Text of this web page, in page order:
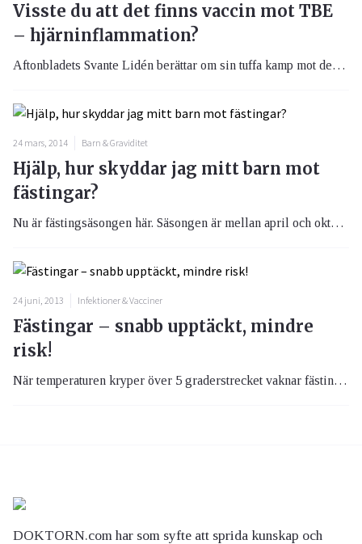
Visste du att det finns vaccin mot TBE
– hjärninflammation?
Aftonbladets Svante Lidén berättar om sin tuffa kamp mot den svåra sjukdomen - TBE, fästingburen hjärninflammation. Sjukdomen kan i värsta fall leda till döden och den drabbar årligen runt 170 individer i Sverige. Det finns dock vaccin mot TBE.
24 mars, 2014 Barn & Graviditet
Hjälp, hur skyddar jag mitt barn mot
fästingar?
Nu är fästingsäsongen här. Säsongen är mellan april och oktober för denna fruktade lilla varelse. Vanligast att finna fästingar är runt kusterna, i Götaland och Svealand eftersom den trivs i fuktiga miljöer, som gräs och lövskog. Se filmen om fästingen och lär känna det ökända lilla djuret mer.
24 juni, 2013 Infektioner & Vacciner
Fästingar – snabb upptäckt, mindre
risk!
När temperaturen kryper över 5 graderstrecket vaknar fästingen till liv. Bakterien borrelia har givit spindeldjuret ett skamfilat rykte. Men tar vi för vana att se över kroppen efter golfrundan eller skogspromenaden och har en bra fästingplockare till hands, är de flesta påhälsningar harmlösa.
DOKTORN.com har som syfte att sprida kunskap och